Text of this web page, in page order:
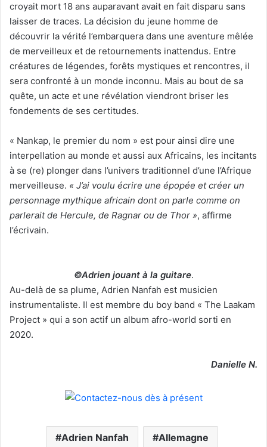
croyait mort 18 ans auparavant avait en fait disparu sans
laisser de traces. La décision du jeune homme de
découvrir la vérité l’embarquera dans une aventure mêlée
de merveilleux et de retournements inattendus. Entre
créatures de légendes, forêts mystiques et rencontres, il
sera confronté à un monde inconnu. Mais au bout de sa
quête, un acte et une révélation viendront briser les
fondements de ses certitudes.
« Nankap, le premier du nom » est pour ainsi dire une
interpellation au monde et aussi aux Africains, les incitants
à se (re) plonger dans l’univers traditionnel d’une l’Afrique
merveilleuse. « J’ai voulu écrire une épopée et créer un
personnage mythique africain dont on parle comme on
parlerait de Hercule, de Ragnar ou de Thor », affirme
l’écrivain.
©Adrien jouant à la guitare.
Au-delà de sa plume, Adrien Nanfah est musicien
instrumentaliste. Il est membre du boy band « The Laakam
Project » qui a son actif un album afro-world sorti en
2020.
Danielle N.
Adrien Nanfah Allemagne